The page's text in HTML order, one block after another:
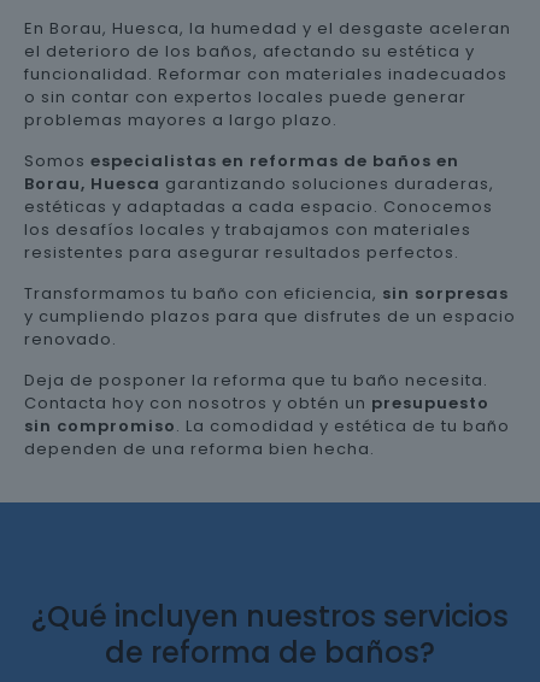
En Borau, Huesca, la humedad y el desgaste aceleran
el deterioro de los baños, afectando su estética y
funcionalidad. Reformar con materiales inadecuados
o sin contar con expertos locales puede generar
problemas mayores a largo plazo.
Somos especialistas en reformas de baños en
Borau, Huesca garantizando soluciones duraderas,
estéticas y adaptadas a cada espacio. Conocemos
los desafíos locales y trabajamos con materiales
resistentes para asegurar resultados perfectos.
Transformamos tu baño con eficiencia, sin sorpresas
y cumpliendo plazos para que disfrutes de un espacio
renovado.
Deja de posponer la reforma que tu baño necesita.
Contacta hoy con nosotros y obtén un presupuesto
sin compromiso. La comodidad y estética de tu baño
dependen de una reforma bien hecha.
¿Qué incluyen nuestros servicios
de reforma de baños?